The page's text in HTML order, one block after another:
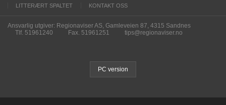
LITTERÆRT SPALTET
KONTAKT OSS
Ansvarlig utgiver: Regionaviser AS, Gamleveien 87, 4315 Sandnes
Tlf. 51961240
Fax. 51961251 tips@regionaviser.no
PC version